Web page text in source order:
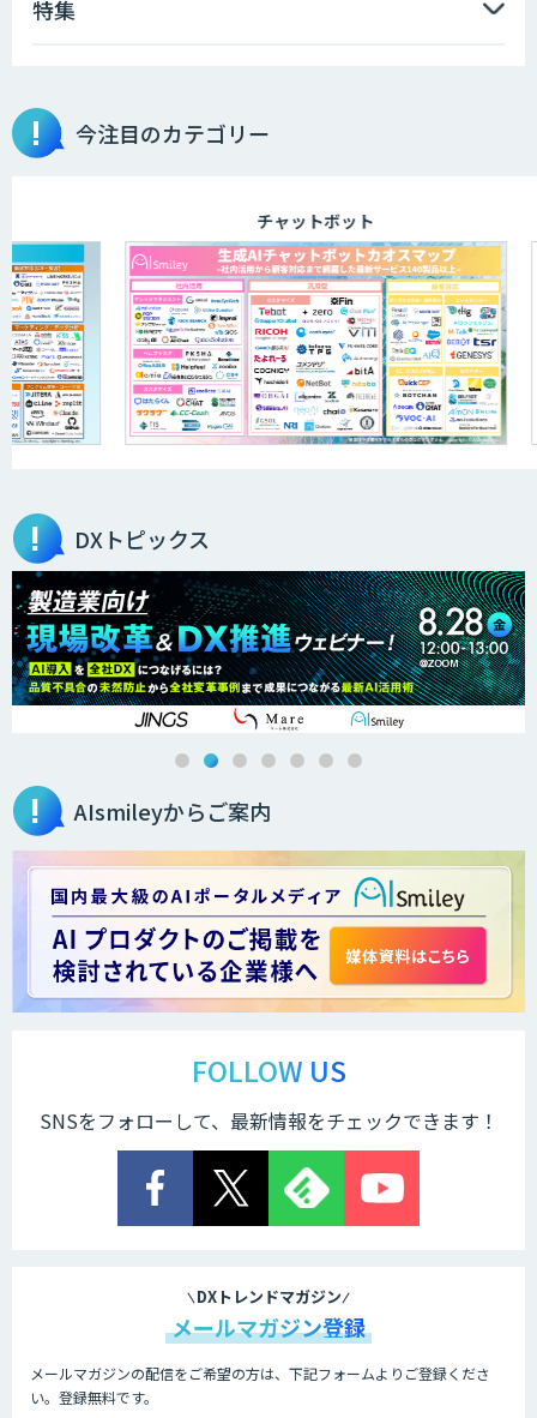
PATPOST
展示会の名刺を商談に変える
「GenLead」
製造業特化型オーダーメイドAI開発（知
財/FMEA/電気回路/CAD/外観検査）
HEROZ ASK
サテライトAI・簡単AI-OCRサービス
ORCANO
HOUNDER
DELTA EYE
特集
今注目のカテゴリー
チャットボット
DXトピックス
AIsmileyからご案内
FOLLOW US
SNSをフォローして、最新情報をチェックできます！
DXトレンドマガジン
メールマガジン登録
メールマガジンの配信をご希望の方は、下記フォームよりご登録くださ
い。登録無料です。